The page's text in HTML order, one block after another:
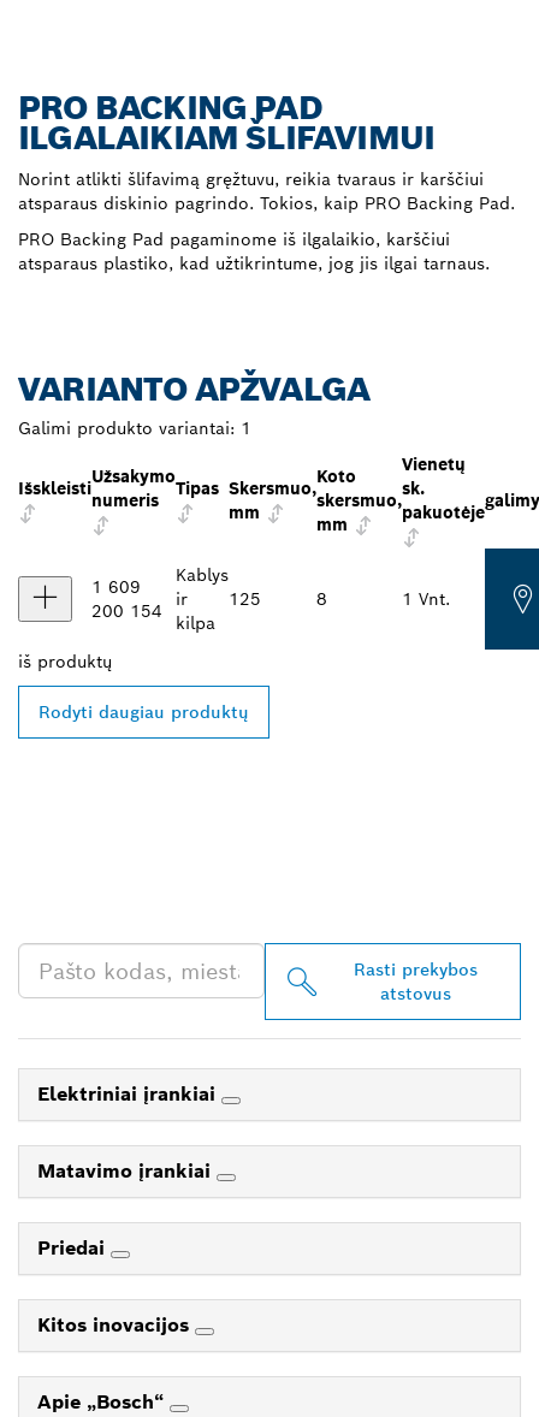
PRO BACKING PAD
ILGALAIKIAM ŠLIFAVIMUI
Norint atlikti šlifavimą gręžtuvu, reikia tvaraus ir karščiui
atsparaus diskinio pagrindo. Tokios, kaip PRO Backing Pad.
PRO Backing Pad pagaminome iš ilgalaikio, karščiui
atsparaus plastiko, kad užtikrintume, jog jis ilgai tarnaus.
VARIANTO APŽVALGA
Galimi produkto variantai: 1
Išskleisti
Užsakymo
numeris
Tipas Skersmuo,
mm
Koto
skersmuo,
mm
Vienetų
sk.
pakuotėje
1 609
200 154
Kablys
ir
kilpa
125 8 1 Vnt.
iš produktų
Rodyti daugiau produktų
Rasti prekybos
atstovus
Elektriniai įrankiai
Matavimo įrankiai
Priedai
Kitos inovacijos
Apie „Bosch“